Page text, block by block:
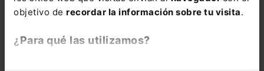
objetivo de recordar la información sobre tu visita.
¿Para qué las utilizamos?
con laSeguridad
Social, y dominarlo